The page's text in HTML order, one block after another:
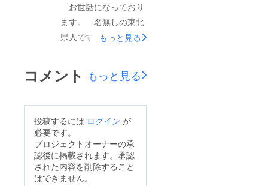
円)に関する支援のご
相談及び、 先日より
開始したC97新作小説
(500,000円)に関する
支援のご相談にて
も、何卒宜しくお願い
致します。 名無しの
東北県人
ル・TwitterのDM・
CAMPFIRE様の メッ
セージにてお送りさせ
納頂けますと幸いで
に入稿も終了致しまし
た。 届き次第発送を
開始させて頂きますの
で、 今しばらくお待
ち下さいませ。 引き
続き、何卒宜しくお願
お世話になっており
ます。 名無しの東北
県人です。 昨晩、今
ジェクトが無事に終了
致しました。 最終的
援)の合計五十一名と
なりました。 深く御
礼申し上げます。 達
成率は ・CAMPFIRE
もっと見る
コメント もっと見る
投稿するには ログイン が
必要です。
プロジェクトオーナーの承
認後に掲載されます。承認
された内容を削除すること
はできません。